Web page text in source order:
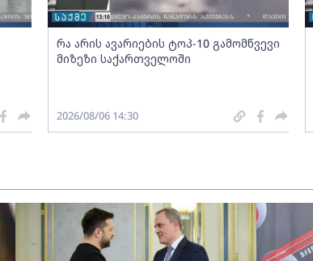
რა არის ავარიების ტოპ-10 გამომწვევი
მიზეზი საქართველოში
2026/08/06 14:30